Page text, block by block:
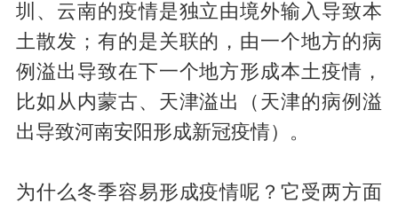
圳、云南的疫情是独立由境外输入导致本
土散发；有的是关联的，由一个地方的病
例溢出导致在下一个地方形成本土疫情，
比如从内蒙古、天津溢出（天津的病例溢
出导致河南安阳形成新冠疫情）。
为什么冬季容易形成疫情呢？它受两方面